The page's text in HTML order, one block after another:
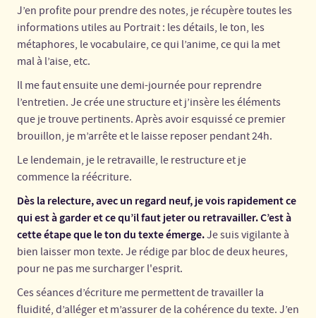
J’en profite pour prendre des notes, je récupère toutes les
informations utiles au Portrait : les détails, le ton, les
métaphores, le vocabulaire, ce qui l’anime, ce qui la met
mal à l’aise, etc.
Il me faut ensuite une demi-journée pour reprendre
l’entretien. Je crée une structure et j’insère les éléments
que je trouve pertinents. Après avoir esquissé ce premier
brouillon, je m’arrête et le laisse reposer pendant 24h.
Le lendemain, je le retravaille, le restructure et je
commence la réécriture.
Dès la relecture, avec un regard neuf, je vois rapidement ce
qui est à garder et ce qu’il faut jeter ou retravailler. C’est à
cette étape que le ton du texte émerge.Je suis vigilante à
bien laisser mon texte. Je rédige par bloc de deux heures,
pour ne pas me surcharger l'esprit.
Ces séances d’écriture me permettent de travailler la
fluidité, d’alléger et m’assurer de la cohérence du texte. J’en